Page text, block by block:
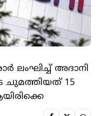
ലംഘിച്ച് അദാനി
ചുമത്തിയത് 15